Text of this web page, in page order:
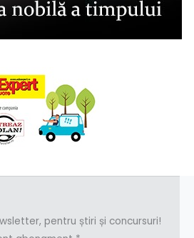
pentru știri și concursuri!